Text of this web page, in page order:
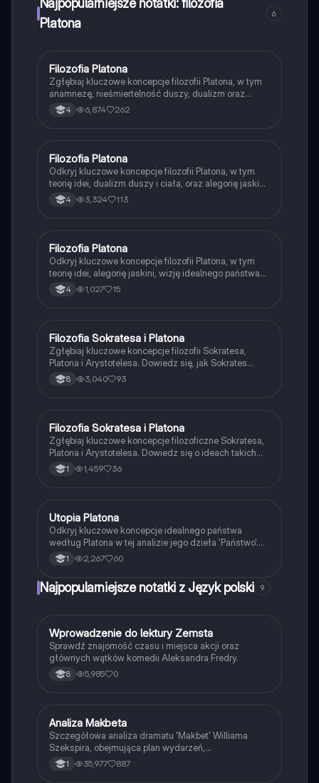
Najpopularniejsze notatki: filozofia
Platona
6
Filozofia
Filozofia Platona
Zgłębiaj kluczowe koncepcje filozofii Platona, w tym
anamnezę, nieśmiertelność duszy, dualizm oraz
miłość platoniczną. Odkryj alegorie, takie jak
skrzydlaty zaprzęg, oraz jego wizję idealnego
późniejsze filozofie. Typ: podsumowanie.
4 6,874 262
Filozofia
Filozofia Platona
Odkryj kluczowe koncepcje filozofii Platona, w tym
teorię idei, dualizm duszy i ciała, oraz alegorię jaskini.
Prezentacja omawia również etykę, politykę i
epistemologię Platona, oferując wgląd w jego wizję
zainteresowanych myślą Platona.
4 3,324 113
Filozofia
Filozofia Platona
Odkryj kluczowe koncepcje filozofii Platona, w tym
teorię idei, alegorię jaskini, wizję idealnego państwa
oraz dualizm duszy i ciała. Ten materiał edukacyjny
pomoże zrozumieć, jak Platon definiował
przygotowujących się do matury.
4 1,027 15
Filozofia
Filozofia Sokratesa i Platona
Zgłębiaj kluczowe koncepcje filozofii Sokratesa,
Platona i Arystotelesa. Dowiedz się, jak Sokrates
definiował prawdziwą wiedzę, jak Platon postrzegał
świat idei oraz jak Arystoteles wprowadził naukowe
człowieka.
8 3,040 93
Język polski
Filozofia Sokratesa i Platona
Zgłębiaj kluczowe koncepcje filozoficzne Sokratesa,
Platona i Arystotelesa. Dowiedz się o ideach takich
jak kalokagatia, anamneza oraz alegoria jaskini.
Notatka zawiera przegląd ich wpływu na etykę,
1 1,459 36
Język polski
Utopia Platona
Odkryj kluczowe koncepcje idealnego państwa
według Platona w tej analizie jego dzieła 'Państwo'.
Zawiera omówienie filozoficznych idei, struktury
społeczeństwa oraz alegorii jaskini, które ilustrują
Idealne państwo, sprawiedliwość i rola filozofów jako
1 2,267 60
Najpopularniejsze notatki z Język polski 9
WJęzyk polski
Wprowadzenie do lektury Zemsta
Sprawdź znajomość czasu i miejsca akcji oraz
głównych wątków komedii Aleksandra Fredry.
8 5,985 0
Język polski
Analiza Makbeta
Szczegółowa analiza dramatu 'Makbet' Williama
Szekspira, obejmująca plan wydarzeń,
charakterystykę bohaterów, kluczowe motywy oraz
kontekst historyczny. Idealne dla studentów literatury
1 35,977 887